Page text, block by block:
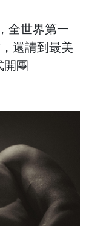
全世界第一
還請到最美
開團